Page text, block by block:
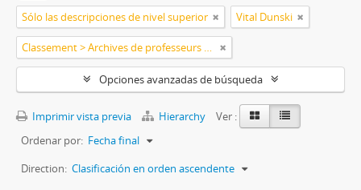
Sólo las descripciones de nivel superior Vital Dunski
Classement > Archives de professeurs et chercheurs
Opciones avanzadas de búsqueda
Imprimir vista previa Hierarchy
Ver :
Ordenar por: Fecha final
Direction: Clasificación en orden ascendente